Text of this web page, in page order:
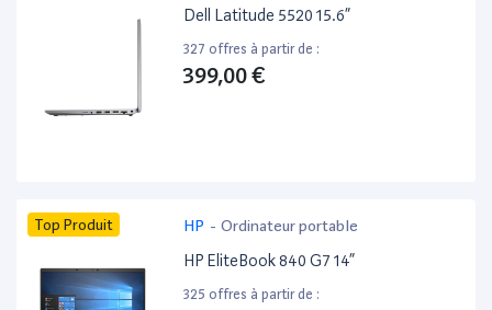
Dell Latitude 5520 15.6”
327 offres à partir de :
399,00 €
Top Produit HP - Ordinateur portable
HP EliteBook 840 G7 14”
325 offres à partir de :